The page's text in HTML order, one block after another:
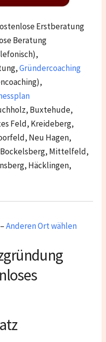
Erstberatung
Beratung
Gründercoaching
Buxtehude,
Feld, Kreideberg,
Neu Hagen,
Mittelfeld,
Häcklingen,
Anderen Ort wählen